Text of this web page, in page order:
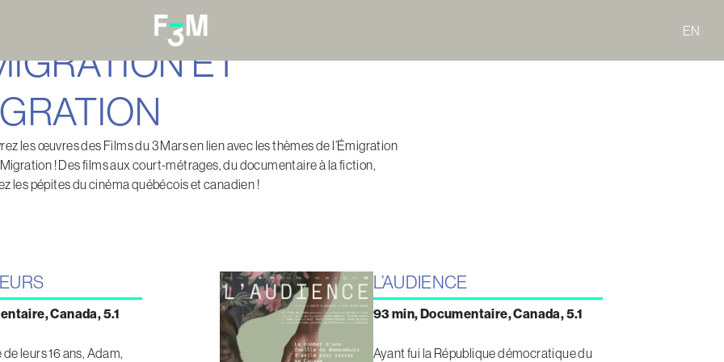
EN
ET
les œuvres des Films du 3 Mars en lien avec les thèmes de l’Émigration
! Des films aux court-métrages, du documentaire à la fiction,
les pépites du cinéma québécois et canadien !
Canada, 5.1
de leurs 16 ans, Adam,
L’AUDIENCE
93 min, Documentaire, Canada, 5.1
Ayant fui la République démocratique du